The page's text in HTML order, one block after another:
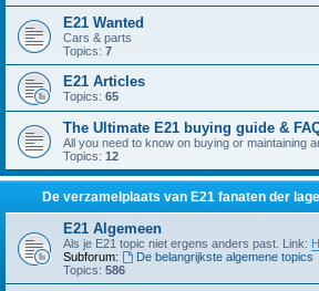
E21 Wanted
Cars & parts
Topics: 7
E21 Articles
Topics: 65
The Ultimate E21 buying guide &
All you need to know on buying or maintaining
Topics: 12
De verzamelplaats van E21 fanaten der
E21 Algemeen
Als je E21 topic niet ergens anders past. Link:
Subforum:
De belangrijkste algemene topics
Topics: 586